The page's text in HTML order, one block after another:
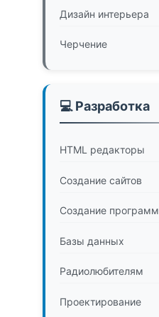
Дизайн интерьера
Черчение
💻 Разработка
HTML редакторы
Создание сайтов
Создание программ
Базы данных
Радиолюбителям
Проектирование